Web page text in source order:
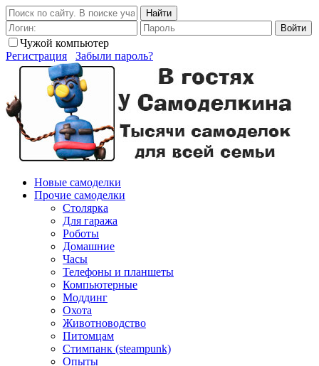
Найти
Войти
Чужой компьютер
Регистрация
Забыли пароль?
Новые самоделки
Прочие самоделки
Столярка
Для гаража
Роботы
Домашние
Часы
Телефоны и планшеты
Компьютерные
Моддинг
Охота
Животноводство
Питомцам
Стимпанк (steampunk)
Опыты